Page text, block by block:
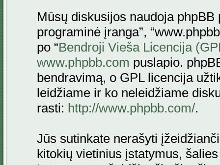
Mūsų diskusijos naudoja phpBB
programinė įranga”,
po “Bendroji Vieša Licencija
www.phpbb.com puslapio.
bendravimą, o GPL licencija
leidžiame ir ko neleidžiame
rasti: http://www.phpbb.com/.
Jūs sutinkate nerašyti
kitokių vietinius įstatymus,